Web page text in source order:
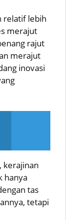
relatif lebih
merajut
rajut
merajut
inovasi
kerajinan
hanya
tas
tetapi